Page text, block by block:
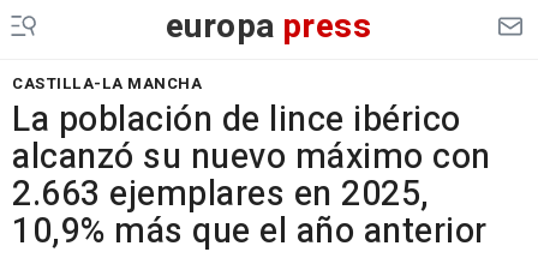
europa press
CASTILLA-LA MANCHA
La población de lince ibérico
alcanzó su nuevo máximo con
2.663 ejemplares en 2025,
10,9% más que el año anterior